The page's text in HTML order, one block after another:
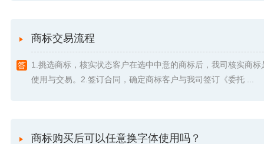
商标交易流程
1.挑选商标，核实状态客户在选中中意的商标后，我司核实商标
使用与交易。2.签订合同，确定商标客户与我司签订《委托 ...
商标购买后可以任意换字体使用吗？